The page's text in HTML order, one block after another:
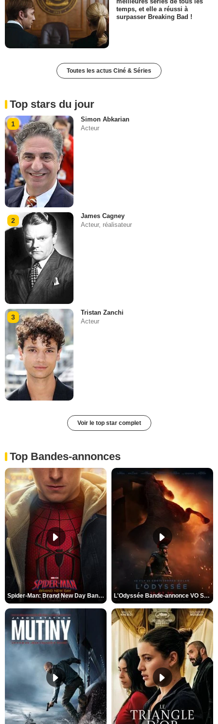
temps, et elle a réussi à
surpasser Breaking Bad !
Toutes les actus Ciné & Séries
Top stars du jour
1
Simon Abkarian
Acteur
2
James Cagney
Acteur, réalisateur
3
Tristan Zanchi
Acteur
Voir le top star complet
Top Bandes-annonces
Spider-Man: Brand New Day Bande-annonce VO STFR L'Odyssée Bande-annonce VO STFR